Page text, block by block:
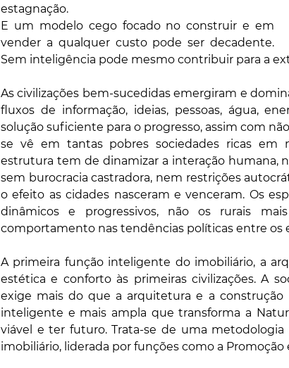
estagnação.
E um modelo cego focado no construir e em
vender a qualquer custo pode ser decadente.
Sem inteligência pode mesmo contribuir para a
As civilizações bem-sucedidas emergiram e
fluxos de informação, ideias, pessoas, água,
solução suficiente para o progresso, assim com
se vê em tantas pobres sociedades ricas em
estrutura tem de dinamizar a interação humana,
sem burocracia castradora, nem restrições
o efeito as cidades nasceram e venceram. Os
dinâmicos e progressivos, não os rurais
comportamento nas tendências políticas entre os
A primeira função inteligente do imobiliário, a
estética e conforto às primeiras civilizações. A
exige mais do que a arquitetura e a construção
inteligente e mais ampla que transforma a
viável e ter futuro. Trata-se de uma
imobiliário, liderada por funções como a Promoção